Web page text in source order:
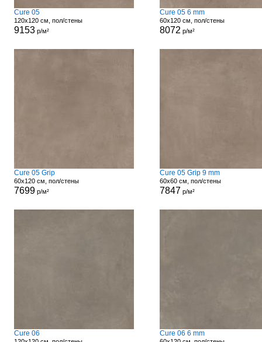
Cure 05
120x120 см, пол/стены
9153р/м²
Cure 05 6 mm
60x120 см, пол/стены
8072 р/м²
Cure 05 Grip
60x120 см, пол/стены
7699р/м²
Cure 05 Grip 9 mm
60x60 см, пол/стены
7847 р/м²
Cure 06 Cure 06 6 mm